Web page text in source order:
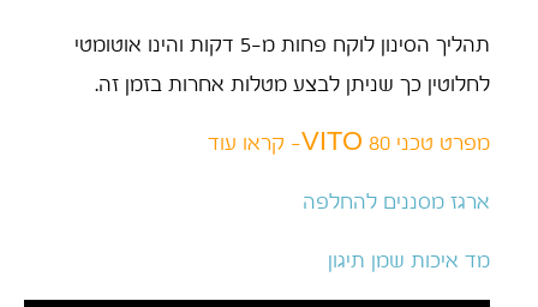
תהליך הסינון לוקח פחות מ-5 דקות והינו אוטומטי
לחלוטין כך שניתן לבצע מטלות אחרות בזמן זה.
מפרט טכני VITO 80- קראו עוד
ארגז מסננים להחלפה
מד איכות שמן תיגון